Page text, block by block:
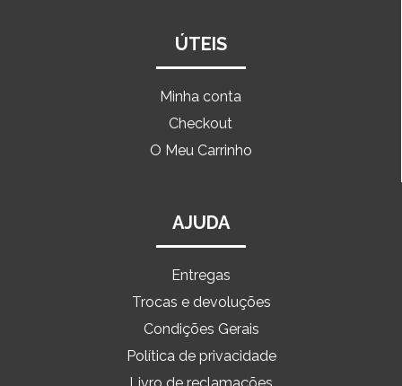
ÚTEIS
Minha conta
Checkout
O Meu Carrinho
AJUDA
Entregas
Trocas e devoluções
Condições Gerais
Política de privacidade
Livro de reclamações